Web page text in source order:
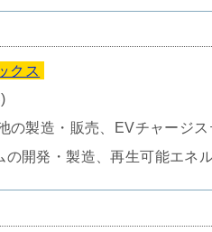
クス
の製造・販売、EVチャージス
の開発・製造、再生可能エネ